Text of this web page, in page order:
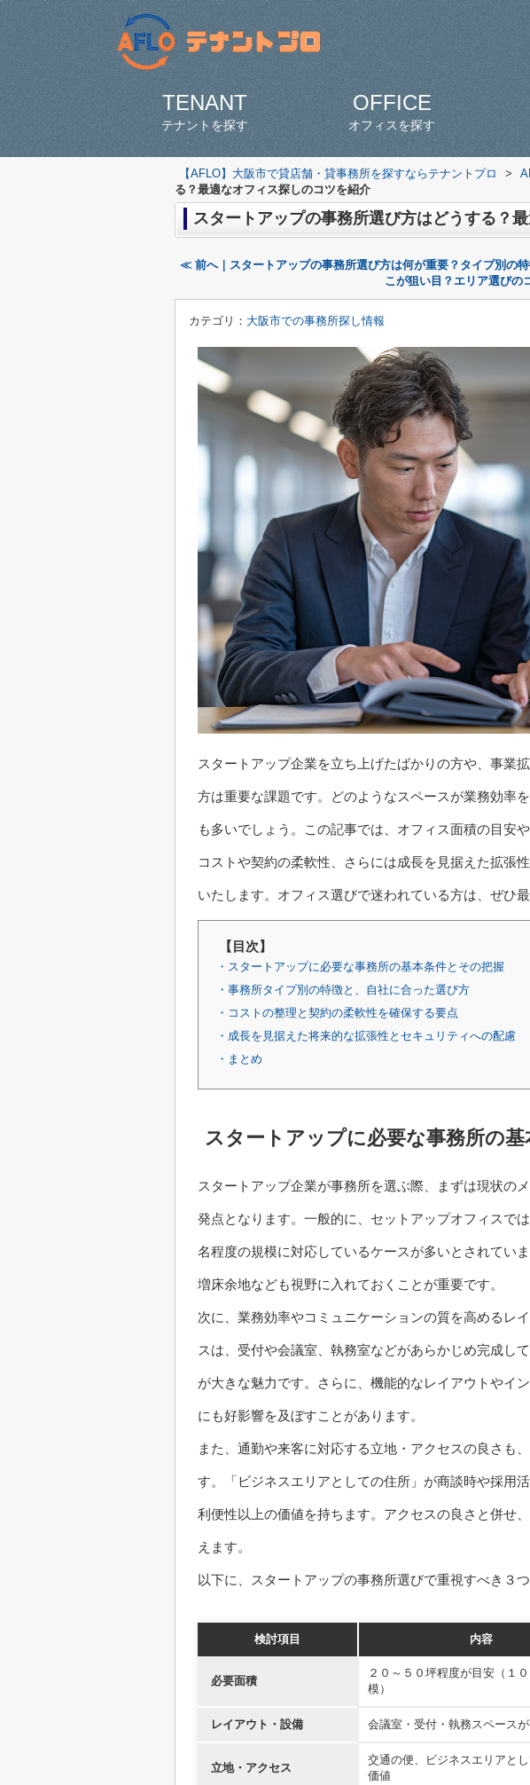
TENANT
テナントを探す
OFFICE
オフィスを探す
【AFLO】大阪市で貸店舗・貸事務所を探すならテナントプロ >
る？最適なオフィス探しのコツを紹介
スタートアップの事務所選び方はどうする？
≪ 前へ｜スタートアップの事務所選び方は何が重要？タイプ別の
こが狙い目？エリア選び
カテゴリ： 大阪市での事務所探し情報
スタートアップ企業を立ち上げたばかりの方や、事業
方は重要な課題です。どのようなスペースが業務効率
も多いでしょう。この記事では、オフィス面積の目安
コストや契約の柔軟性、さらには成長を見据えた拡張
いたします。オフィス選びで迷われている方は、ぜひ
【目次】
・スタートアップに必要な事務所の基本条件とその把握
・事務所タイプ別の特徴と、自社に合った選び方
・コストの整理と契約の柔軟性を確保する要点
・成長を見据えた将来的な拡張性とセキュリティへの配慮
・まとめ
スタートアップに必要な事務所の
スタートアップ企業が事務所を選ぶ際、まずは現状の
発点となります。一般的に、セットアップオフィスで
名程度の規模に対応しているケースが多いとされてい
増床余地なども視野に入れておくことが重要です。
次に、業務効率やコミュニケーションの質を高めるレ
スは、受付や会議室、執務室などがあらかじめ完成し
が大きな魅力です。さらに、機能的なレイアウトやイ
にも好影響を及ぼすことがあります。
また、通勤や来客に対応する立地・アクセスの良さも
す。「ビジネスエリアとしての住所」が商談時や採用
利便性以上の価値を持ちます。アクセスの良さと併せ
えます。
以下に、スタートアップの事務所選びで重視すべき３
検討項目 内容
必要面積
２０～５０坪程度が目安（１
模）
レイアウト・設備 会議室・受付・執務スペース
立地・アクセス
交通の便、ビジネスエリアと
価値